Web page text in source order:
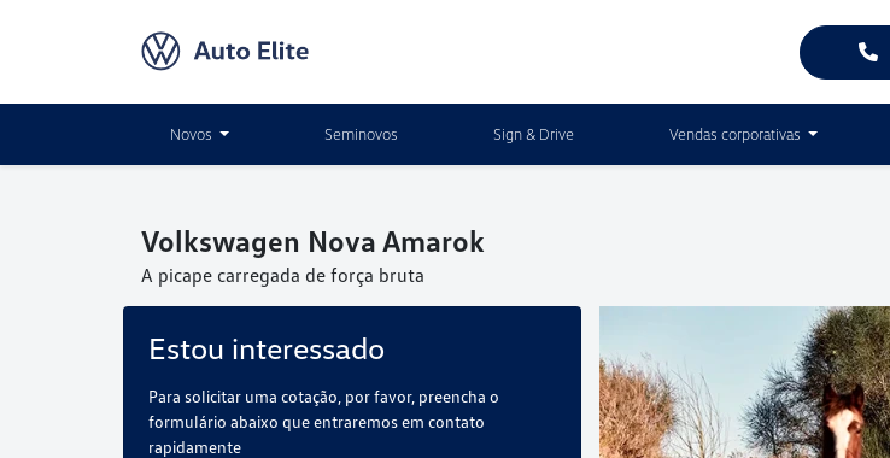
Novos Seminovos Sign & Drive Vendas corporativas
Volkswagen Nova Amarok
A picape carregada de força bruta
Estou interessado
Para solicitar uma cotação, por favor, preencha o
formulário abaixo que entraremos em contato
rapidamente